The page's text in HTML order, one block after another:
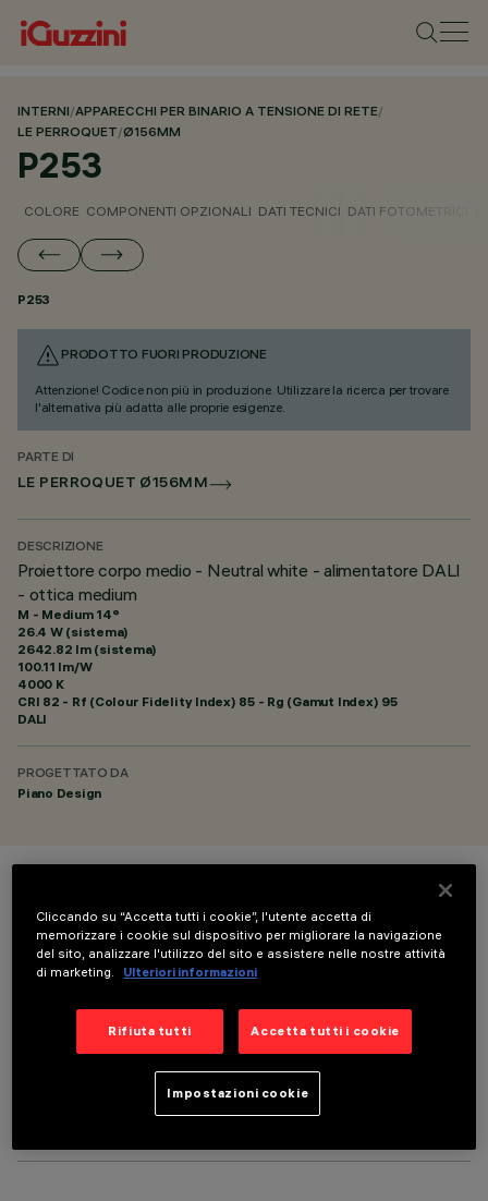
INTERNI/APPARECCHI PER BINARIO A TENSIONE DI RETE/
LE PERROQUET/Ø156MM
P253
COLORE COMPONENTI OPZIONALI DATI TECNICI DATI FOTOMETRICI
P253
PRODOTTO FUORI PRODUZIONE
Attenzione! Codice non più in produzione. Utilizzare la ricerca per trovare
l'alternativa più adatta alle proprie esigenze.
PARTE DI
LE PERROQUET Ø156MM
DESCRIZIONE
Proiettore corpo medio - Neutral white - alimentatore DALI
- ottica medium
M - Medium 14°
26.4 W (sistema)
2642.82 lm (sistema)
100.11 lm/W
4000 K
CRI 82 - Rf (Colour Fidelity Index) 85 - Rg (Gamut Index) 95
DALI
PROGETTATO DA
Piano Design
COMPONENTI OPZIONALI
Cliccando su “Accetta tutti i cookie”, l'utente accetta di
memorizzare i cookie sul dispositivo per migliorare la navigazione
del sito, analizzare l'utilizzo del sito e assistere nelle nostre attività
di marketing.
Ulteriori informazioni
Rifiuta tutti Accetta tutti i cookie
Impostazioni cookie